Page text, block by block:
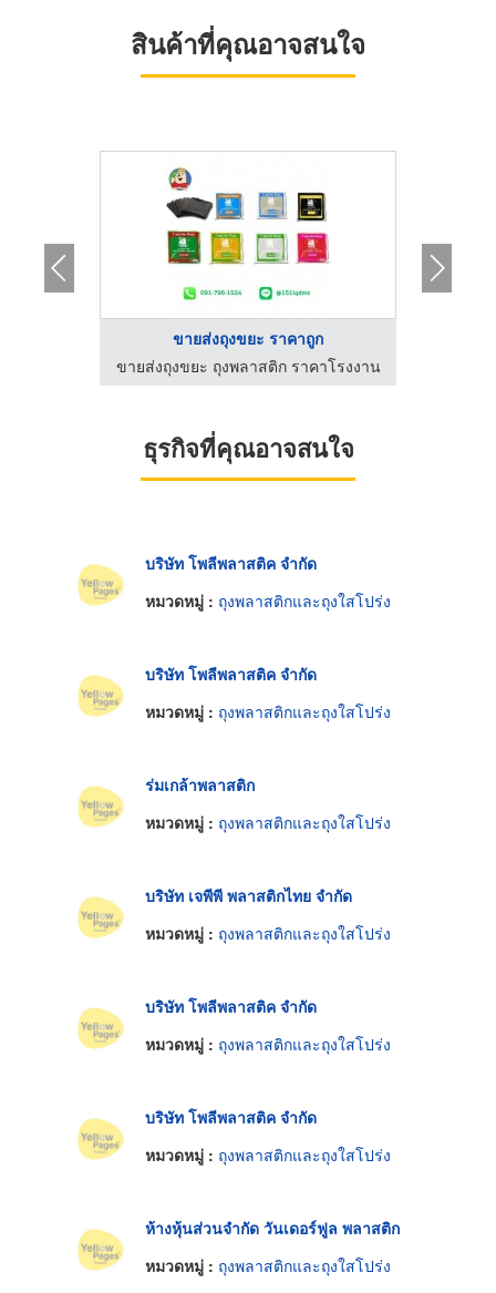
สินค้าที่คุณอาจสนใจ
ขายส่งถุงขยะ ราคาถูก
ขายส่งถุงขยะ ถุงพลาสติก ราคาโรงงาน
ธุรกิจที่คุณอาจสนใจ
บริษัท โพลีพลาสติค จำกัด
หมวดหมู่ : ถุงพลาสติกและถุงใสโปร่ง
บริษัท โพลีพลาสติค จำกัด
หมวดหมู่ : ถุงพลาสติกและถุงใสโปร่ง
ร่มเกล้าพลาสติก
หมวดหมู่ : ถุงพลาสติกและถุงใสโปร่ง
บริษัท เจพีพี พลาสติกไทย จำกัด
หมวดหมู่ : ถุงพลาสติกและถุงใสโปร่ง
บริษัท โพลีพลาสติค จำกัด
หมวดหมู่ : ถุงพลาสติกและถุงใสโปร่ง
บริษัท โพลีพลาสติค จำกัด
หมวดหมู่ : ถุงพลาสติกและถุงใสโปร่ง
ห้างหุ้นส่วนจำกัด วันเดอร์ฟูล พลาสติก
หมวดหมู่ : ถุงพลาสติกและถุงใสโปร่ง